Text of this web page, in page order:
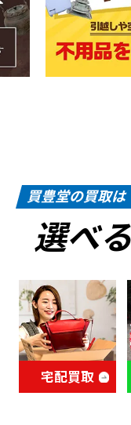
買豊堂の買取は
選べる
宅配買取